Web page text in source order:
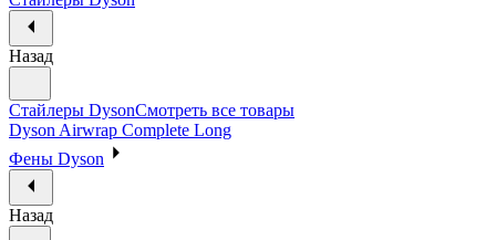
Назад
Стайлеры DysonСмотреть все товары
Dyson Airwrap Complete Long
Фены Dyson
Назад